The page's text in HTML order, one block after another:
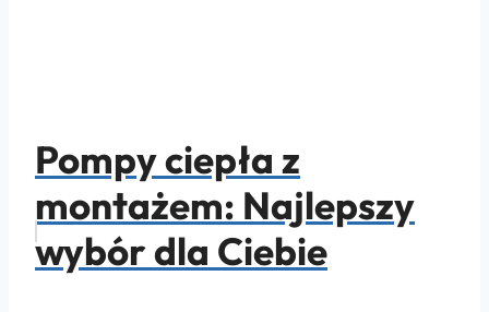
Pompy ciepła z
montażem: Najlepszy
wybór dla Ciebie